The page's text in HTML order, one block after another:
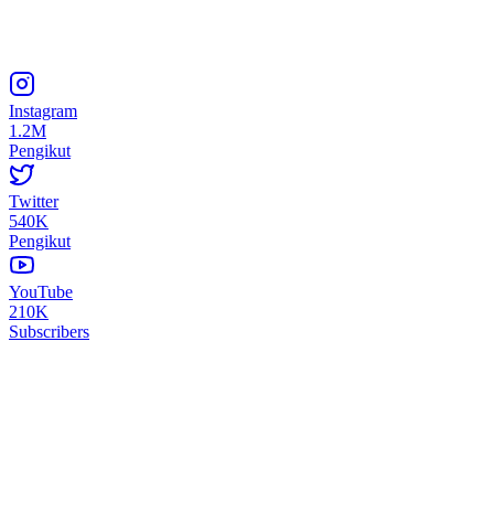
Instagram
1.2M
Pengikut
Twitter
540K
Pengikut
YouTube
210K
Subscribers